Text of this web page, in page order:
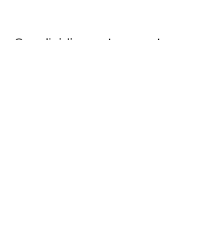
Condividi questo evento